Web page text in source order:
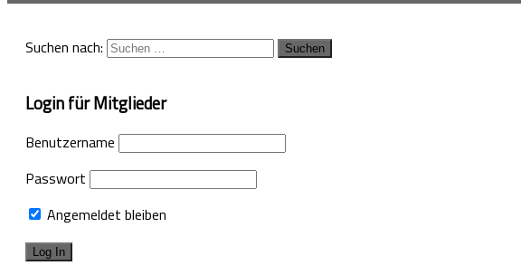
Suchen nach:
Login für Mitglieder
Benutzername
Passwort
Angemeldet bleiben